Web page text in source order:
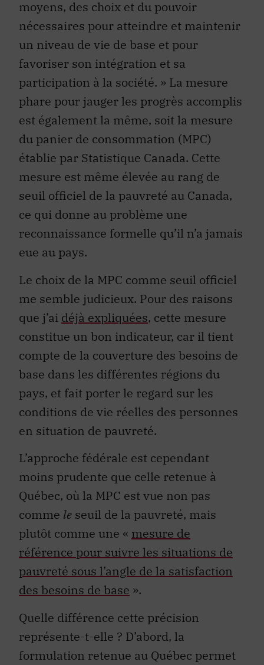
moyens, des choix et du pouvoir
nécessaires pour atteindre et maintenir
un niveau de vie de base et pour
favoriser son intégration et sa
participation à la société. » La mesure
phare pour jauger les progrès accomplis
est également la même, soit la mesure
du panier de consommation (MPC)
établie par Statistique Canada. Cette
mesure est même élevée au rang de
seuil officiel de la pauvreté au Canada,
ce qui donne au problème une
reconnaissance formelle qu’il n’a jamais
eue au pays.
Le choix de la MPC comme seuil officiel
me semble judicieux. Pour des raisons
que j’ai déjà expliquées, cette mesure
constitue un bon indicateur, car il tient
compte de la couverture des besoins de
base dans les différentes régions du
pays, et fait porter le regard sur les
conditions de vie réelles des personnes
en situation de pauvreté.
L’approche fédérale est cependant
moins prudente que celle retenue à
Québec, où la MPC est vue non pas
comme le seuil de la pauvreté, mais
plutôt comme une « mesure de
référence pour suivre les situations de
pauvreté sous l’angle de la satisfaction
des besoins de base ».
Quelle différence cette précision
représente-t-elle ? D’abord, la
formulation retenue au Québec permet